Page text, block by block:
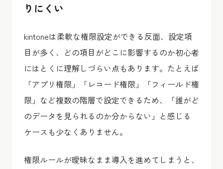
りにくい
kintoneは柔軟な権限設定ができる反面、設定項
目が多く、どの項目がどこに影響するのか初心者
にはとくに理解しづらい点もあります。たとえば
「アプリ権限」「レコード権限」「フィールド権
限」など複数の階層で設定できるため、「誰がど
のデータを見られるのか分からない」と感じる
ケースも少なくありません。
権限ルールが曖昧なまま導入を進めてしまうと、